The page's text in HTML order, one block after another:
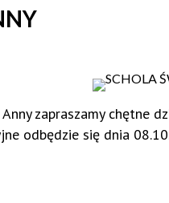
zapraszamy chętne
odbędzie się dnia